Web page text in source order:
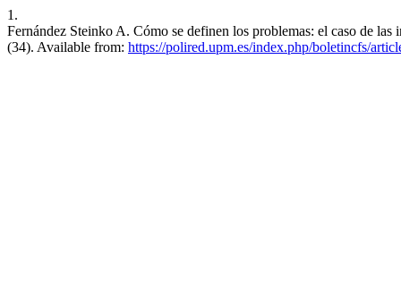
1.
Fernández Steinko A. Cómo se definen los problemas: el caso de
(34). Available from: https://polired.upm.es/index.php/boletincfs/